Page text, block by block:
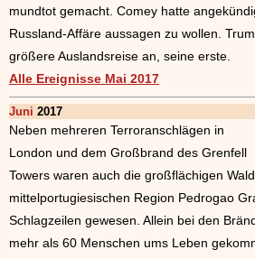
mundtot gemacht. Comey hatte
Russland-Affäre aussagen zu wollen.
größere Auslandsreise an, seine erste.
Alle Ereignisse Mai 2017
Juni 2017
Neben mehreren Terroranschlägen in
London und dem Großbrand des Grenfell
Towers waren auch die großflächigen
mittelportugiesischen Region Pedrogao
Schlagzeilen gewesen. Allein bei den
mehr als 60 Menschen ums Leben